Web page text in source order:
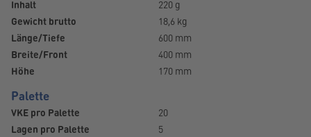
Inhalt
220 g
Gewicht brutto
18,6 kg
Länge/Tiefe
600 mm
Breite/Front
400 mm
Höhe
170 mm
Palette
VKE pro Palette
20
Lagen pro Palette
5